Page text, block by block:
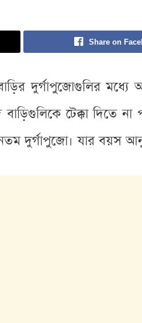
Share on
দুর্গাপুজোগুলির
টেক্কা দিতে না
দুর্গাপুজো। যার বয়স